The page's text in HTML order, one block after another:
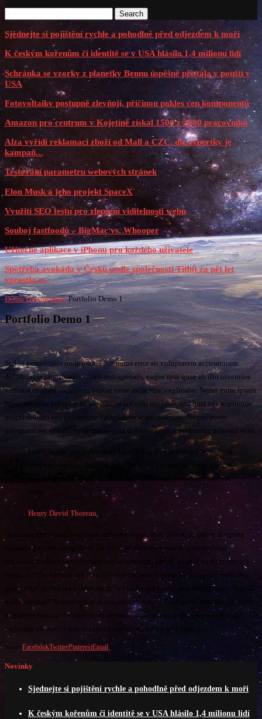
Search
Sjednejte si pojištění rychle a pohodlně před odjezdem k moři
K českým kořenům či identitě se v USA hlásilo 1,4 milionu lidí
Schránka se vzorky z planetky Bennu úspěšně přistála v poušti v
USA
Fotovoltaiky postupně zlevňují, příčinou pokles cen komponentů
Amazon pro centrum v Kojetíně získal 1500 z 2000 pracovníků
Alza vyřídí reklamaci zboží od Mall a CZC, dle expertky je
kampaň...
Testování parametru webových stránek
Elon Musk a jeho projekt SpaceX
Využití SEO testu pro zlepšení viditelnosti webu
Souboj fastfoodů – BigMac vs. Whooper
Užitečné aplikace v iPhonu pro každého uživatele
Spotřeba avokáda v Česku podle společnosti Titbit za pět let
vzrostla o...
DomůPhotography Portfolio Demo 1
Portfolio Demo 1
Sed ut perspiciatis unde omnis iste natus error sit voluptatem accusantium
doloremque laudantium, totam rem aperiam, eaque ipsa quae ab illo inventore
veritatis et quasi architecto beatae vitae dicta sunt explicabo. Nemo enim ipsam
luptatem quia voluptas sit aspernatur aut odit aut fugit, sed quia consequuntur
magni dolores eos qui ratione voluptatem sequi nesciunt. Neque porro
quisquam est, qui dolorem ipsum quia dolor sit amet, consectetur, adipisci velit.
I went to the woods because I wished to live deliberately, to front
only the essential facts of life, and see if I could not learn what it
had to teach, and not, when I came to die, discover that I had not
Henry David Thoreau
Quia non numquam eius modi tempora incidunt ut labore et dolore magnam
aliquam quaerat voluptatem. Ut enim ad minima veniam, quis nostrum
rcitationem ullam corporis suscipit laboriosam, nisi ut aliquid ex ea commodi
sequatur? Quis autem vel eum iure reprehenderit qui in ea voluptate velit esse
quam nihil molestiae consequatur, vel illum qui lorem eum fugiat quo voluptas
nulla pariatur? At vero eos et accusamus et iusto odio dignissimos ducimus qui
blanditiis esentium voluptatum deleniti atque corrupti quos dolores et quas
molestias excepturi sint occaecati cupiditate non provident,
Share FacebookTwitterPinterestEmail
Novinky
Sjednejte si pojištění rychle a pohodlně před odjezdem k moři
K českým kořenům či identitě se v USA hlásilo 1,4 milionu lidí